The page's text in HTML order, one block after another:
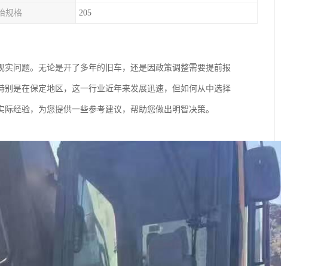
规格 205
问题。无论是开了多年的旧车，还是因政策调整需要提前报
是在保定地区，这一行业近年来发展迅速，但如何从中选择
经验，为您提供一些参考建议，帮助您做出明智决策。